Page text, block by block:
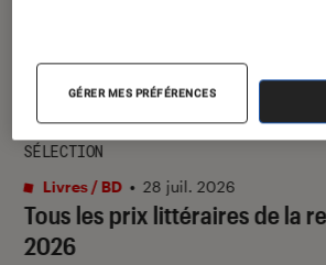
Tous les prix littéraires de la
2026
SÉLECTION
Livres / BD • 28 juil. 2026
GÉRER MES PRÉFÉRENCES